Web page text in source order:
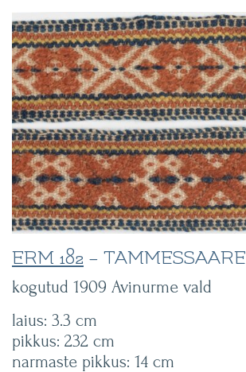
ERM 182 – TAMMESSAARE
kogutud 1909 Avinurme vald
laius: 3.3 cm
pikkus: 232 cm
narmaste pikkus: 14 cm